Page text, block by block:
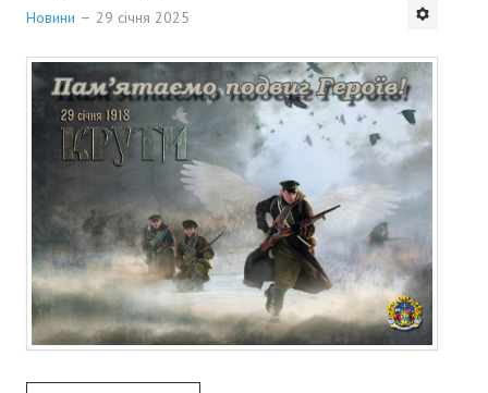
Новини 29 січня 2025